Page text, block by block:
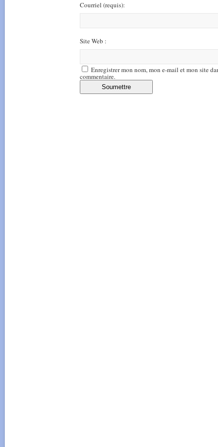
Courriel (requis):
Site Web :
Enregistrer mon nom, mon e-mail et mon site
commentaire.